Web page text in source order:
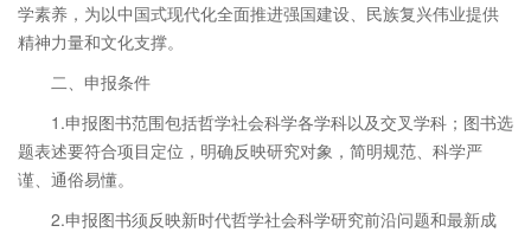
学素养，为以中国式现代化全面推进强国建设、民族复兴伟业提供
精神力量和文化支撑。
二、申报条件
1.申报图书范围包括哲学社会科学各学科以及交叉学科；图书选
题表述要符合项目定位，明确反映研究对象，简明规范、科学严
谨、通俗易懂。
2.申报图书须反映新时代哲学社会科学研究前沿问题和最新成